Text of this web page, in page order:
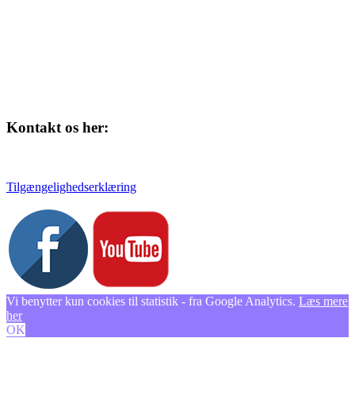
Kontakt os her:
Tilgængelighedserklæring
Vi benytter kun cookies til statistik - fra Google Analytics. Læs mere
her
OK